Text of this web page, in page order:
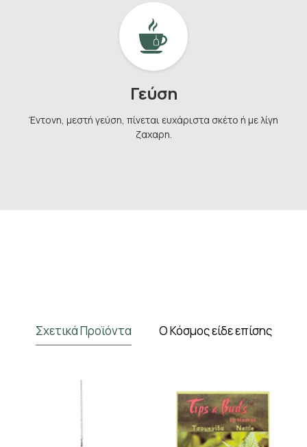
Έχω διαβάσει και αποδέχομαι τους όρους στη
σελίδα
Όροι Χρήσης
Γεύση
Έντονη, μεστή γεύση, πίνεται ευχάριστα σκέτο ή με λίγη
ζαχαρη.
Σχετικά Προϊόντα Ο Κόσμος είδε επίσης